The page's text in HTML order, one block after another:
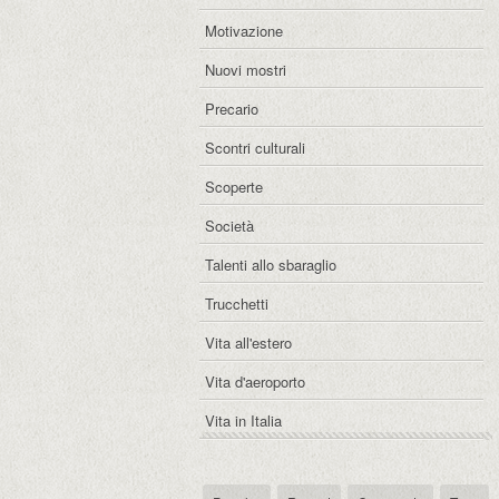
Motivazione
Nuovi mostri
Precario
Scontri culturali
Scoperte
Società
Talenti allo sbaraglio
Trucchetti
Vita all'estero
Vita d'aeroporto
Vita in Italia